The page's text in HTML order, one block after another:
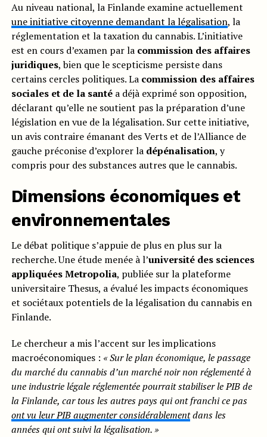
Au niveau national, la Finlande examine actuellement
une initiative citoyenne demandant la légalisation, la
réglementation et la taxation du cannabis. L’initiative
est en cours d’examen par la commission des affaires
juridiques, bien que le scepticisme persiste dans
certains cercles politiques. La commission des affaires
sociales et de la santéa déjà exprimé son opposition,
déclarant qu’elle ne soutient pas la préparation d’une
législation en vue de la légalisation. Sur cette initiative,
un avis contraire émanant des Verts et de l’Alliance de
gauche préconise d’explorer la dépénalisation, y
compris pour des substances autres que le cannabis.
Dimensions économiques et
environnementales
Le débat politique s’appuie de plus en plus sur la
recherche. Une étude menée à l’université des sciences
appliquées Metropolia, publiée sur la plateforme
universitaire Thesus, a évalué les impacts économiques
et sociétaux potentiels de la légalisation du cannabis en
Finlande.
Le chercheur a mis l’accent sur les implications
macroéconomiques : « Sur le plan économique, le passage
du marché du cannabis d’un marché noir non réglementé à
une industrie légale réglementée pourrait stabiliser le PIB de
la Finlande, car tous les autres pays qui ont franchi ce pas
ont vu leur PIB augmenter considérablementdans les
années qui ont suivi la légalisation. »